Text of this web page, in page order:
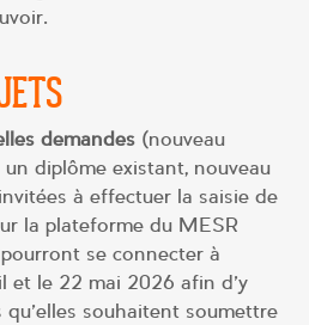
demandes (nouveau
un diplôme existant, nouveau
à effectuer la saisie de
la plateforme du MESR
se connecter à
et le 22 mai 2026 afin d’y
souhaitent soumettre